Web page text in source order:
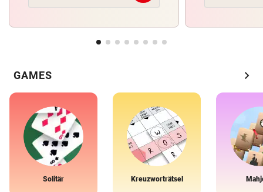
GAMES chevron_right
Solitär Kreuzworträtsel